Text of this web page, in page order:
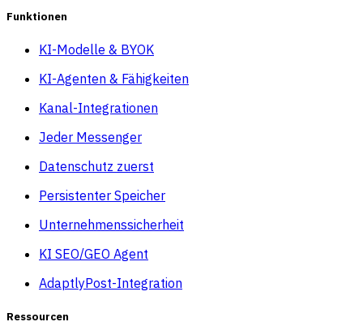
Funktionen
KI-Modelle & BYOK
KI-Agenten & Fähigkeiten
Kanal-Integrationen
Jeder Messenger
Datenschutz zuerst
Persistenter Speicher
Unternehmenssicherheit
KI SEO/GEO Agent
AdaptlyPost-Integration
Ressourcen